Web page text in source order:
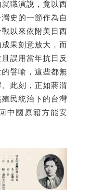
職演說，竟以西
史的一節作為自
以來依附美日西
果刻意放大，而
誤用當年抗日反
譬喻，這些都無
此刻，正如蔣渭
民統治下的台灣
中國原籍方能安